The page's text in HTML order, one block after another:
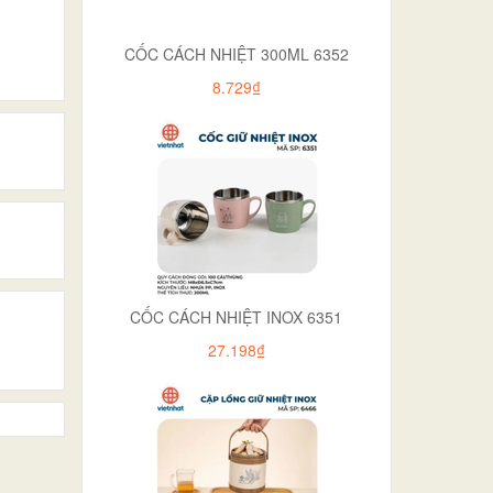
CỐC CÁCH NHIỆT 300ML 6352
8.729₫
CỐC CÁCH NHIỆT INOX 6351
27.198₫